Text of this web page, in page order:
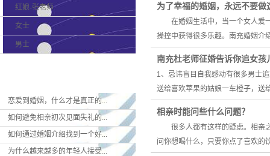
红娘-张老师
女士
男士
恋爱到婚姻，什么才是真正的...
如何避免相亲初次见面失礼的...
如何通过婚姻介绍找到一个好...
为什么越来越多的年轻人接受...
为了幸福的婚姻，永远不要做
在婚姻生活中，当一个女人爱一
操控中获得很多乐趣。南充婚姻
南充杜老师征婚告诉你追女孩
1、忌讳盲目自我感动有很多男士
送给喜欢苹果的姑娘一车橙子，送
相亲时能问些什么问题？
很多人都有这样的疑虑。相亲之
问你想喝什么，只要你点了喜欢的